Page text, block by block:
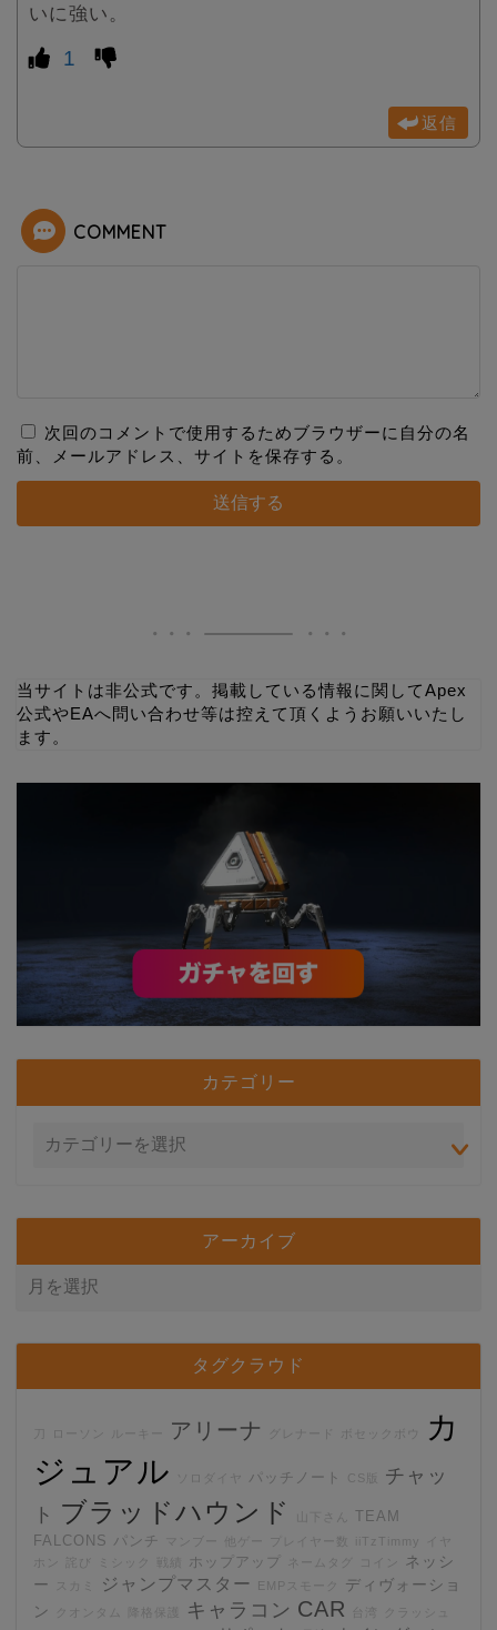
いに強い。
1
返信
COMMENT
次回のコメントで使用するためブラウザーに自分の名
前、メールアドレス、サイトを保存する。
当サイトは非公式です。掲載している情報に関してApex
公式やEAへ問い合わせ等は控えて頂くようお願いいたし
ます。
カテゴリー
アーカイブ
タグクラウド
ルーキー アリーナ ボセックボウ
カ
ジュアル
ソロダイヤ パッチノート CS版
チャッ
ト ブラッドハウンド 山下さん
TEAM
FALCONS パンチ マンブー プレイヤー数 iiTzTimmy
イヤ
ホン
詫び ホップアップ ネームタグ
ネッシ
ー
ジャンプマスター EMPスモーク
ディヴォーショ
ン
クオンタム 降格保護 キャラコン CAR
クラッシュ